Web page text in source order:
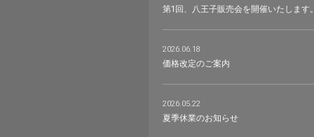
第1回、八王子販売会を開催いたします。
2026.06.18
価格改定のご案内
2026.05.22
夏季休業のお知らせ